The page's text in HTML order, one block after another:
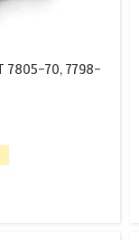
7805-70, 7798-